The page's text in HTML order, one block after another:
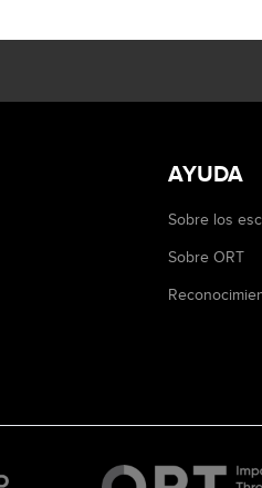
AYUDA
Sobre los
Sobre ORT